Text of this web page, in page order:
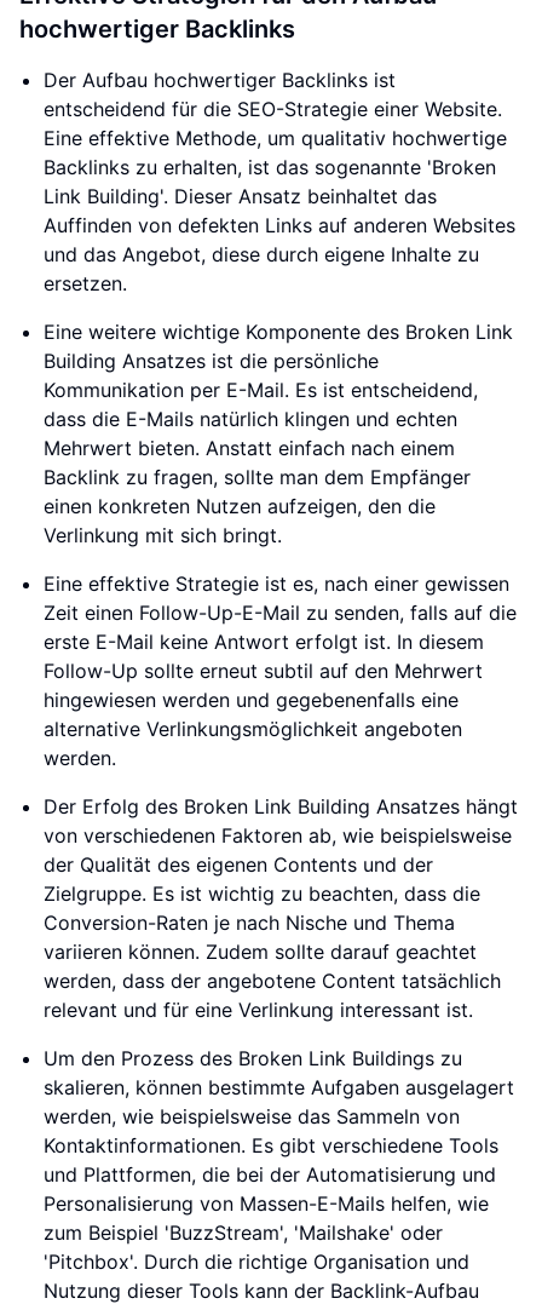
hochwertiger Backlinks
Der Aufbau hochwertiger Backlinks ist
entscheidend für die SEO-Strategie einer Website.
Eine effektive Methode, um qualitativ hochwertige
Backlinks zu erhalten, ist das sogenannte 'Broken
Link Building'. Dieser Ansatz beinhaltet das
Auffinden von defekten Links auf anderen Websites
und das Angebot, diese durch eigene Inhalte zu
ersetzen.
Eine weitere wichtige Komponente des Broken Link
Building Ansatzes ist die persönliche
Kommunikation per E-Mail. Es ist entscheidend,
dass die E-Mails natürlich klingen und echten
Mehrwert bieten. Anstatt einfach nach einem
Backlink zu fragen, sollte man dem Empfänger
einen konkreten Nutzen aufzeigen, den die
Verlinkung mit sich bringt.
Eine effektive Strategie ist es, nach einer gewissen
Zeit einen Follow-Up-E-Mail zu senden, falls auf die
erste E-Mail keine Antwort erfolgt ist. In diesem
Follow-Up sollte erneut subtil auf den Mehrwert
hingewiesen werden und gegebenenfalls eine
alternative Verlinkungsmöglichkeit angeboten
werden.
Der Erfolg des Broken Link Building Ansatzes hängt
von verschiedenen Faktoren ab, wie beispielsweise
der Qualität des eigenen Contents und der
Zielgruppe. Es ist wichtig zu beachten, dass die
Conversion-Raten je nach Nische und Thema
variieren können. Zudem sollte darauf geachtet
werden, dass der angebotene Content tatsächlich
relevant und für eine Verlinkung interessant ist.
Um den Prozess des Broken Link Buildings zu
skalieren, können bestimmte Aufgaben ausgelagert
werden, wie beispielsweise das Sammeln von
Kontaktinformationen. Es gibt verschiedene Tools
und Plattformen, die bei der Automatisierung und
Personalisierung von Massen-E-Mails helfen, wie
zum Beispiel 'BuzzStream', 'Mailshake' oder
'Pitchbox'. Durch die richtige Organisation und
Nutzung dieser Tools kann der Backlink-Aufbau